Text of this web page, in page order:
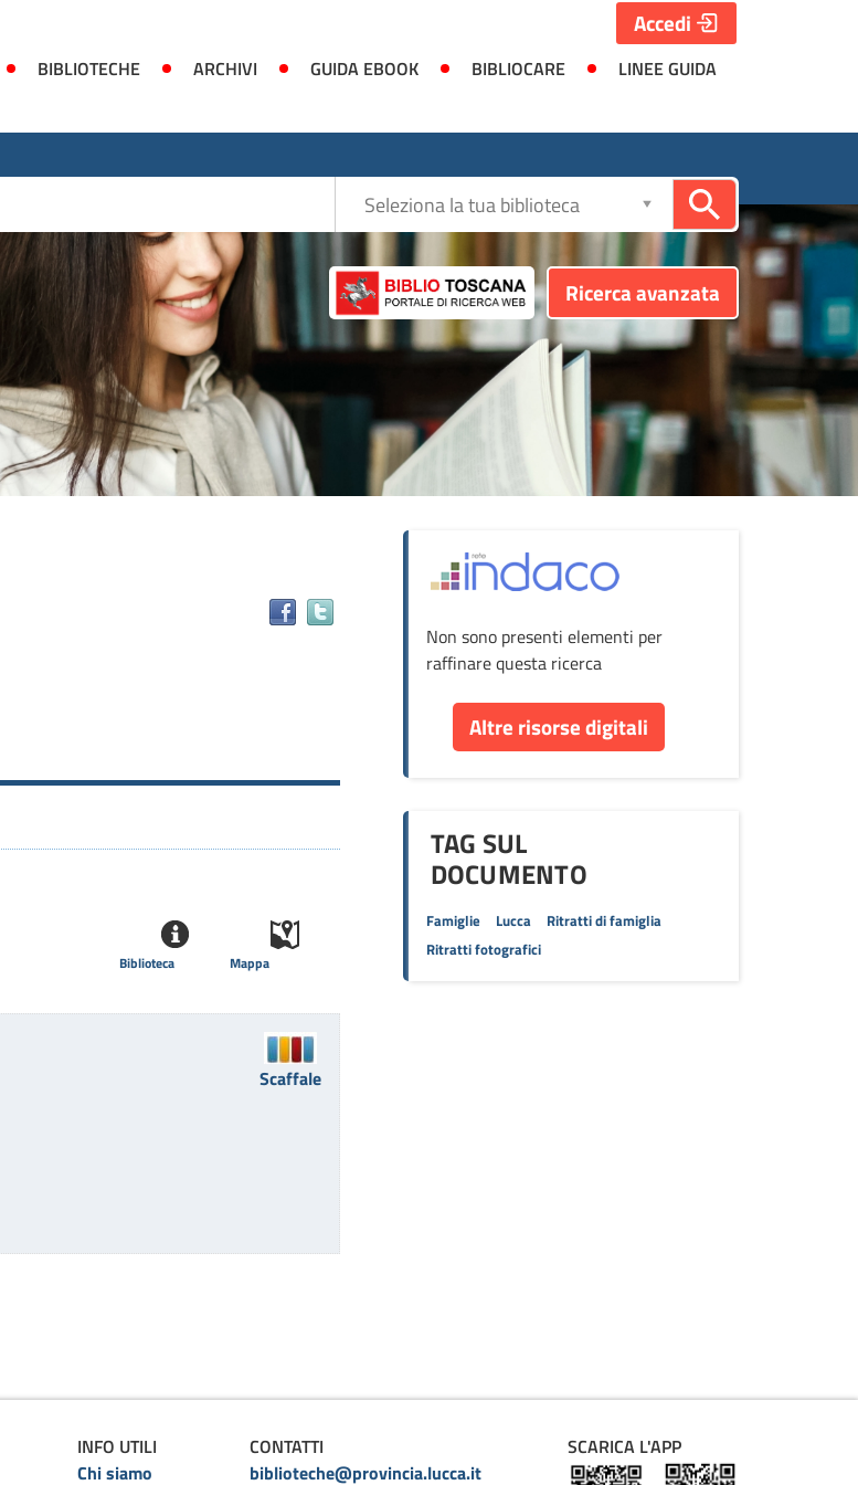
BIBLIOTECHE ARCHIVI GUIDA EBOOK BIBLIOCARE
LINEE GUIDA
Accedi
Ricerca avanzata
Seleziona
la
Mappa
Biblioteca
Scaffale
Non sono presenti elementi per
raffinare questa ricerca
Altre risorse digitali
TAG SUL
DOCUMENTO
Famiglie Lucca
Ritratti di famiglia
Ritratti fotografici
INFO UTILI
Chi siamo
CONTATTI
biblioteche@provincia.lucca.it
SCARICA L'APP